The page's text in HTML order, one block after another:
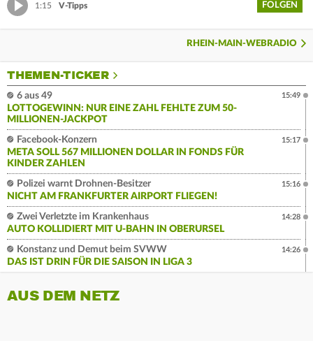
1:15 V-Tipps FOLGEN
RHEIN-MAIN-WEBRADIO
THEMEN-TICKER
6 aus 49
LOTTOGEWINN: NUR EINE ZAHL FEHLTE ZUM 50-
MILLIONEN-JACKPOT
15:49
Facebook-Konzern
META SOLL 567 MILLIONEN DOLLAR IN FONDS FÜR
KINDER ZAHLEN
15:17
Polizei warnt Drohnen-Besitzer
NICHT AM FRANKFURTER AIRPORT FLIEGEN!
15:16
Zwei Verletzte im Krankenhaus
AUTO KOLLIDIERT MIT U-BAHN IN OBERURSEL
14:28
Konstanz und Demut beim SVWW
DAS IST DRIN FÜR DIE SAISON IN LIGA 3
14:26
AUS DEM NETZ